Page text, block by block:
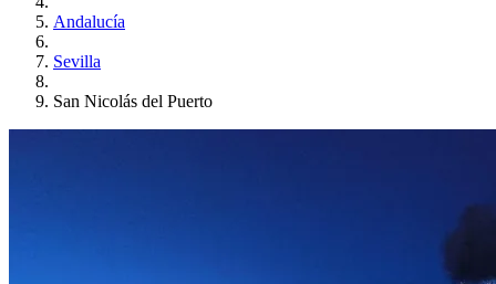
Andalucía
Sevilla
San Nicolás del Puerto